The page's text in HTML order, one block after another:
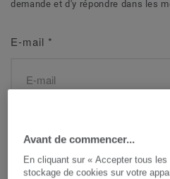
demande et d'y répondre dans les
E-mail *
Prénom *
Avant de commencer...
En cliquant sur « Accepter tous
stockage de cookies sur votre